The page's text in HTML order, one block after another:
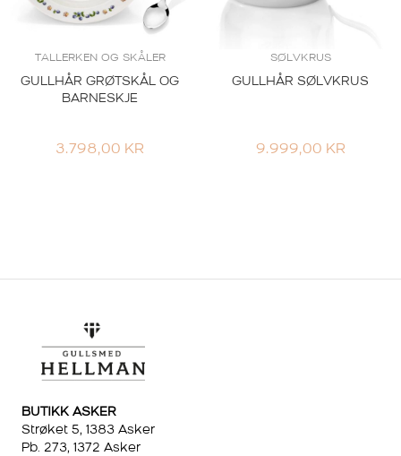
TALLERKEN OG SKÅLER
GULLHÅR GRØTSKÅL OG
BARNESKJE
3.798,00 KR
SØLVKRUS
GULLHÅR SØLVKRUS
9.999,00 KR
BUTIKK ASKER
Strøket 5, 1383 Asker
Pb. 273, 1372 Asker